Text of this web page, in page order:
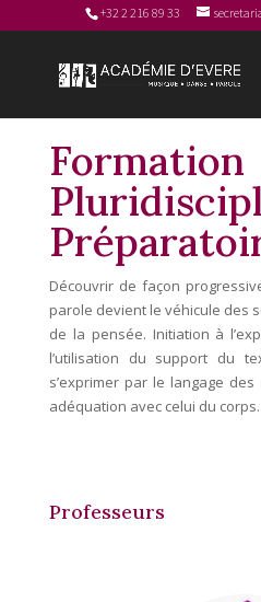
+32 2 216 89 33
Formation
Découvrir de façon
parole devient le véhicule des
de la pensée. Initiation à
l’utilisation du support du
s’exprimer par le langage
adéquation avec celui du corps.
Professeurs